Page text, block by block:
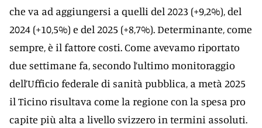
che va ad aggiungersi a quelli del 2023 (+9,2%), del
2024 (+10,5%) e del 2025 (+8,7%). Determinante, come
sempre, è il fattore costi. Come avevamo riportato
due settimane fa, secondo l’ultimo monitoraggio
dell’Ufficio federale di sanità pubblica, a metà 2025
il Ticino risultava come la regione con la spesa pro
capite più alta a livello svizzero in termini assoluti.